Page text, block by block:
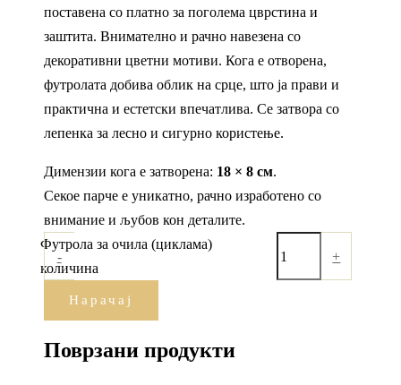
поставена со платно за поголема цврстина и
заштита. Внимателно и рачно навезена со
декоративни цветни мотиви. Кога е отворена,
футролата добива облик на срце, што ја прави и
практична и естетски впечатлива. Се затвора со
лепенка за лесно и сигурно користење.
Димензии кога е затворена: 18 × 8 см.
Секое парче е уникатно, рачно изработено со
внимание и љубов кон деталите.
-
Футрола за очила (циклама)
количина
+
Нарачај
Поврзани продукти